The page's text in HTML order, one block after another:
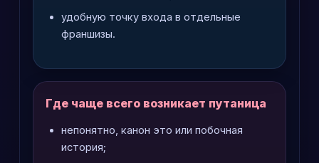
удобную точку входа в отдельные
франшизы.
Где чаще всего возникает путаница
непонятно, канон это или побочная
история;